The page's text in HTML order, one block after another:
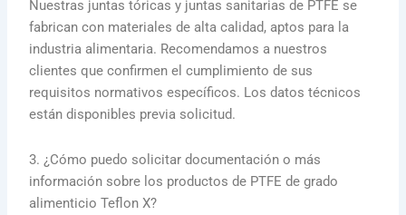
Nuestras juntas tóricas y juntas sanitarias de PTFE se
fabrican con materiales de alta calidad, aptos para la
industria alimentaria. Recomendamos a nuestros
clientes que confirmen el cumplimiento de sus
requisitos normativos específicos. Los datos técnicos
están disponibles previa solicitud.
3. ¿Cómo puedo solicitar documentación o más
información sobre los productos de PTFE de grado
alimenticio Teflon X?